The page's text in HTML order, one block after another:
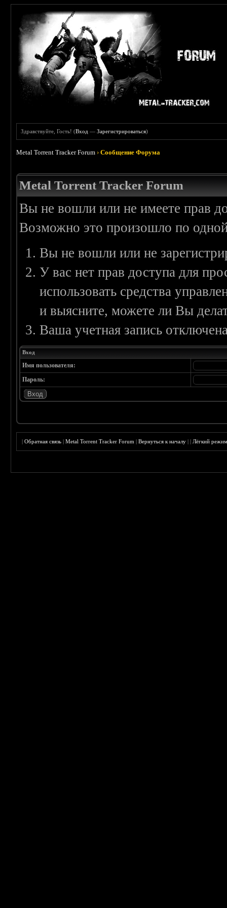
Здравствуйте, Гость! (Вход —Зарегистрироваться)
Metal Torrent Tracker Forum ›Сообщение Форума
Metal Torrent Tracker Forum
Вы не вошли или не имеете прав
Возможно это произошло по
Вы не вошли или не
У вас нет прав доступа для
использовать средства
и выясните, можете ли Вы
Ваша учетная запись
Вход
Имя пользователя:
Пароль:
|Обратная связь |Metal Torrent Tracker Forum |Вернуться к началу ||Лёгкий